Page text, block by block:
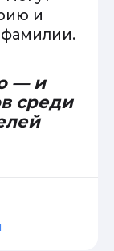
и
фамилии.
— и
среди